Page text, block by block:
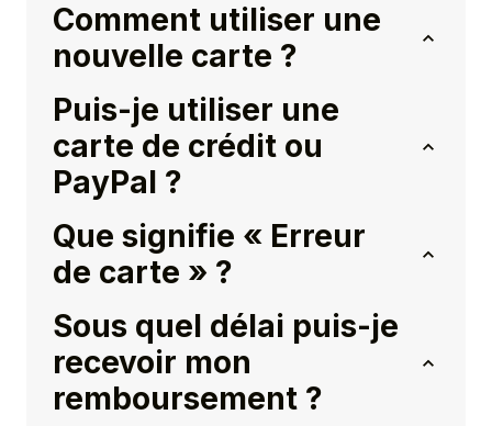
Comment utiliser une
nouvelle carte ?
Puis-je utiliser une
carte de crédit ou
PayPal ?
Que signifie « Erreur
de carte » ?
Sous quel délai puis-je
recevoir mon
remboursement ?